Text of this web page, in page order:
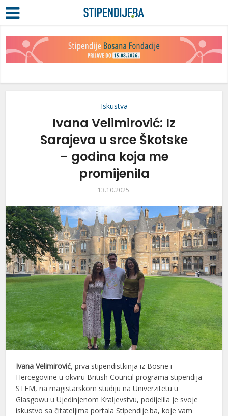
Iskustva
Ivana Velimirović: Iz
Sarajeva u srce Škotske
– godina koja me
promijenila
13.10.2025.
Ivana Velimirović, prva stipendistkinja iz Bosne i
Hercegovine u okviru British Council programa stipendija
STEM, na magistarskom studiju na Univerzitetu u
Glasgowu u Ujedinjenom Kraljevstvu, podijelila je svoje
iskustvo sa čitateljima portala Stipendije.ba, koje vam